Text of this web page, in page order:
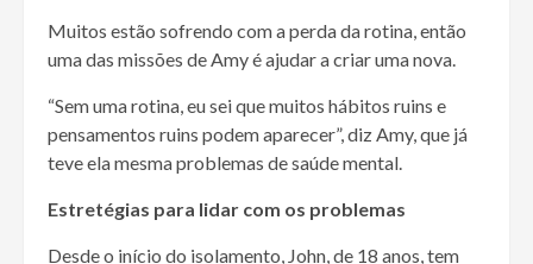
Muitos estão sofrendo com a perda da rotina, então
uma das missões de Amy é ajudar a criar uma nova.
“Sem uma rotina, eu sei que muitos hábitos ruins e
pensamentos ruins podem aparecer”, diz Amy, que já
teve ela mesma problemas de saúde mental.
Estretégias para lidar com os problemas
Desde o início do isolamento, John, de 18 anos, tem